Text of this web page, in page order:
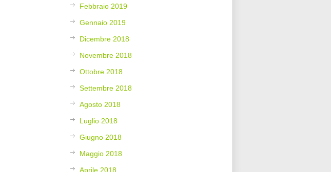
Febbraio 2019
Gennaio 2019
Dicembre 2018
Novembre 2018
Ottobre 2018
Settembre 2018
Agosto 2018
Luglio 2018
Giugno 2018
Maggio 2018
Aprile 2018